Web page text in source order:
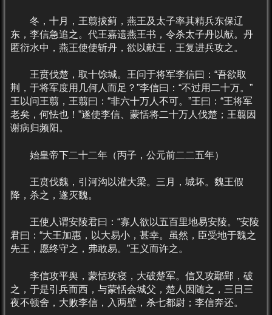
冬，十月，王翦拔蓟，燕王及太子率其精兵东保辽
东，李信急追之。代王嘉遗燕王书，令杀太子丹以献。丹
匿衍水中，燕王使使斩丹，欲以献王，王复进兵攻之。
王贲伐楚，取十馀城。王问于将军李信曰：“吾欲取
荆，于将军度用几何人而足？”李信曰：“不过用二十万。”
王以问王翦，王翦曰：“非六十万人不可。”王曰：“王将军
老矣，何怯也！”遂使李信、蒙恬将二十万人伐楚；王翦因
谢病归频阳。
始皇帝下二十二年（丙子，公元前二二五年）
王贲伐魏，引河沟以灌大梁。三月，城坏。魏王假
降，杀之，遂灭魏。
王使人谓安陵君曰：“寡人欲以五百里地易安陵。”安陵
君曰：“大王加惠，以大易小，甚幸。虽然，臣受地于魏之
先王，愿终守之，弗敢易。”王义而许之。
李信攻平舆，蒙恬攻寝，大破楚军。信又攻鄢郢，破
之，于是引兵而西，与蒙恬会城父，楚人因随之，三日三
夜不顿舍，大败李信，入两壁，杀七都尉；李信奔还。